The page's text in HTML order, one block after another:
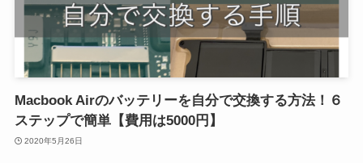
Macbook Airのバッテリーを自分で交換する方法！６
ステップで簡単【費用は5000円】
2020年5月26日